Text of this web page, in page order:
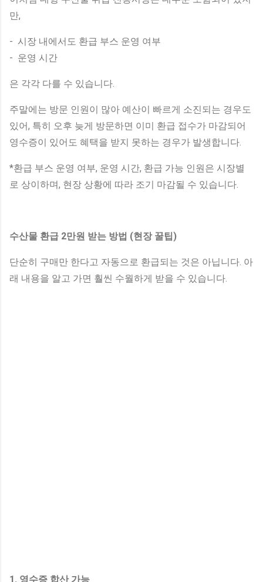
만,
- 시장 내에서도 환급 부스 운영 여부
- 운영 시간
은 각각 다를 수 있습니다.
주말에는 방문 인원이 많아 예산이 빠르게 소진되는 경우도
있어, 특히 오후 늦게 방문하면 이미 환급 접수가 마감되어
영수증이 있어도 혜택을 받지 못하는 경우가 발생합니다.
*환급 부스 운영 여부, 운영 시간, 환급 가능 인원은 시장별
로 상이하며, 현장 상황에 따라 조기 마감될 수 있습니다.
수산물 환급 2만원 받는 방법 (현장 꿀팁)
단순히 구매만 한다고 자동으로 환급되는 것은 아닙니다. 아
래 내용을 알고 가면 훨씬 수월하게 받을 수 있습니다.
1. 영수증 합산 가능